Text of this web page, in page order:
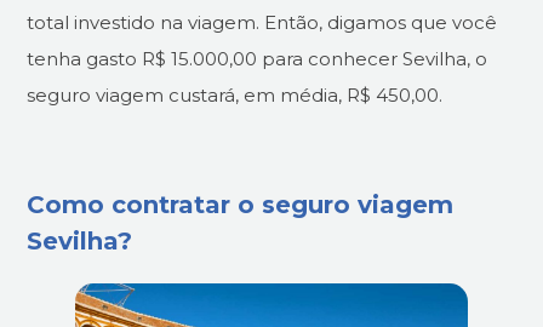
total investido na viagem. Então, digamos que você
tenha gasto R$ 15.000,00 para conhecer Sevilha, o
seguro viagem custará, em média, R$ 450,00.
Como contratar o seguro viagem
Sevilha?